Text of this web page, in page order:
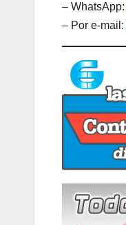
– WhatsApp:
– Por e-mail: